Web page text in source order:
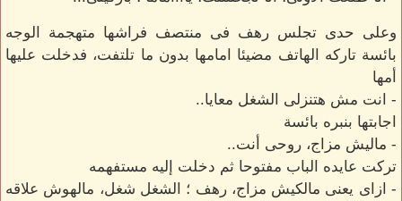
وعلى حدى تجلس رهف فى منتصف فراشها متهجمة الوجه
بائسة تاركه الهاتف مضيئا امامها بدون ما تلتفت، فدخلت عليها
أمها
- انت مش هتنزلى الشغل معايا..
اجابتها بنبره بائسة
- ماليش مزاج، روحى أنت..
تركت عايده الباب مفتوحا ثم دخلت إليه مستفهمه
- ازاى يعنى مالكيش مزاج، رهف ؛ الشغل شغل، مالهوش علاقه